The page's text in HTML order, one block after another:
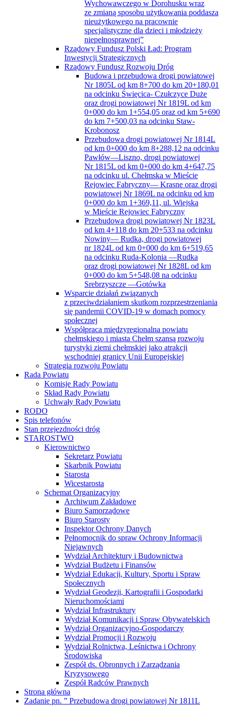
Wychowawczego w Dorohusku wraz
ze zmianą sposobu użytkowania poddasza
nieużytkowego na pracownie
specjalistyczne dla dzieci i młodzieży
niepełnosprawnej”
Rządowy Fundusz Polski Ład: Program
Inwestycji Strategicznych
Rządowy Fundusz Rozwoju Dróg
Budowa i przebudowa drogi powiatowej
Nr 1805L od km 8+700 do km 20+180,01
na odcinku Święcica- Czułczyce Duże
oraz drogi powiatowej Nr 1819L od km
0+000 do km 1+554,05 oraz od km 5+690
do km 7+500,03 na odcinku Staw-
Krobonosz
Przebudowa drogi powiatowej Nr 1814L
od km 0+000 do km 8+288,12 na odcinku
Pawłów—Liszno, drogi powiatowej
Nr 1815L od km 0+000 do km 4+647,75
na odcinku ul. Chełmska w Mieście
Rejowiec Fabryczny— Krasne oraz drogi
powiatowej Nr 1869L na odcinku od km
0+000 do km 1+369,11, ul. Wiejska
w Mieście Rejowiec Fabryczny
Przebudowa drogi powiatowej Nr 1823L
od km 4+118 do km 20+533 na odcinku
Nowiny— Rudka, drogi powiatowej
nr 1824L od km 0+000 do km 6+519,65
na odcinku Ruda-Kolonia —Rudka
oraz drogi powiatowej Nr 1828L od km
0+000 do km 5+548,08 na odcinku
Srebrzyszcze —Gotówka
Wsparcie działań związanych
z przeciwdziałaniem skutkom rozprzestrzeniania
się pandemii COVID-19 w domach pomocy
społecznej
Współpraca międzyregionalna powiatu
chełmskiego i miasta Chełm szansą rozwoju
turystyki ziemi chełmskiej jako atrakcji
wschodniej granicy Unii Europejskiej
Strategia rozwoju Powiatu
Rada Powiatu
Komisje Rady Powiatu
Skład Rady Powiatu
Uchwały Rady Powiatu
RODO
Spis telefonów
Stan przejezdności dróg
STAROSTWO
Kierownictwo
Sekretarz Powiatu
Skarbnik Powiatu
Starosta
Wicestarosta
Schemat Organizacyjny
Archiwum Zakładowe
Biuro Samorządowe
Biuro Starosty
Inspektor Ochrony Danych
Pełnomocnik do spraw Ochrony Informacji
Niejawnych
Wydział Architektury i Budownictwa
Wydział Budżetu i Finansów
Wydział Edukacji, Kultury, Sportu i Spraw
Społecznych
Wydział Geodezji, Kartografii i Gospodarki
Nieruchomościami
Wydział Infrastruktury
Wydział Komunikacji i Spraw Obywatelskich
Wydział Organizacyjno-Gospodarczy
Wydział Promocji i Rozwoju
Wydział Rolnictwa, Leśnictwa i Ochrony
Środowiska
Zespół ds. Obronnych i Zarządzania
Kryzysowego
Zespół Radców Prawnych
Strona główna
Zadanie pn. ” Przebudowa drogi powiatowej Nr 1811L